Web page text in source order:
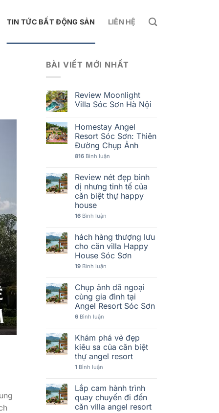
TIN TỨC BẤT ĐỘNG SẢN LIÊN HỆ
BÀI VIẾT MỚI NHẤT
Review Moonlight
Villa Sóc Sơn Hà Nội
Homestay Angel
Resort Sóc Sơn: Thiên
Đường Chụp Ảnh
816Bình luận
Review nét đẹp bình
dị nhưng tinh tế của
căn biệt thự happy
house
16Bình luận
hách hàng thượng lưu
cho căn villa Happy
House Sóc Sơn
19Bình luận
Chụp ảnh dã ngoại
cùng gia đình tại
Angel Resort Sóc Sơn
6Bình luận
Khám phá vẻ đẹp
kiêu sa của căn biệt
thự angel resort
1 Bình luận
Lắp cam hành trình
quay chuyến đi đến
căn villa angel resort